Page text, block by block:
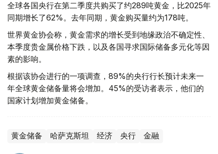
全球各国央行在第二季度共购买了约289吨黄金，比2025年
同期增长了62%。去年同期，黄金购买量约为178吨。
世界黄金协会称，黄金需求的增长受到地缘政治不确定性、
本季度贵金属价格下跌，以及各国寻求国际储备多元化等因
素的影响。
根据该协会进行的一项调查，89%的央行行长预计未来一
年全球黄金储备量将会增加。45%的受访者表示，他们的
国家计划增加黄金储备。
黄金储备 哈萨克斯坦 经济 央行 金融